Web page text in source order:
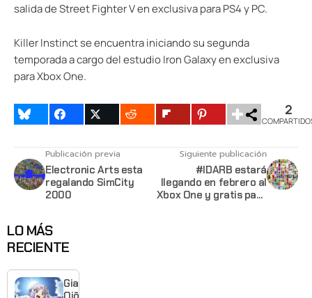
salida de Street Fighter V en exclusiva para PS4 y PC.
Killer Instinct se encuentra iniciando su segunda
temporada a cargo del estudio Iron Galaxy en exclusiva
para Xbox One.
2
Publicación previa
Electronic Arts esta
regalando SimCity
2000
Siguiente publicación
#IDARB estará
llegando en febrero al
Xbox One y gratis para
LO MÁS
RECIENTE
Giant